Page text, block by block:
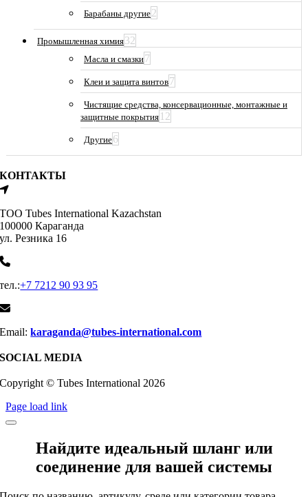
Барабаны другие2
Промышленная химия32
Масла и смазки7
Клеи и защита винтов7
Чистящие средства, консервационные, монтажные и
защитные покрытия 12
Другие6
КОНТАКТЫ
ТОО Tubes International Kazachstan
100000 Караганда
ул. Резника 16
тел.:+7 7212 90 93 95
Email:karaganda@tubes-international.com
SOCIAL MEDIA
Copyright © Tubes International 2026
Page load link
Найдите идеальный шланг или
соединение для вашей системы